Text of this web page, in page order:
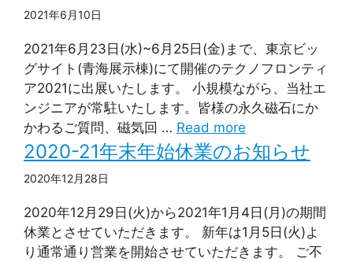
2021年6月10日
2021年6月23日(水)~6月25日(金)まで、東京ビッ
グサイト(青海展示棟)にて開催のテクノフロンティ
ア2021に出展いたします。 小規模ながら、当社エ
ンジニアが常駐いたします。皆様の永久磁石にか
かわるご質問、磁気回 … Read more
2020-21年末年始休業のお知らせ
2020年12月28日
2020年12月29日(火)から2021年1月4日(月)の期間
休業とさせていただきます。 新年は1月5日(火)よ
り通常通り営業を開始させていただきます。 ご不